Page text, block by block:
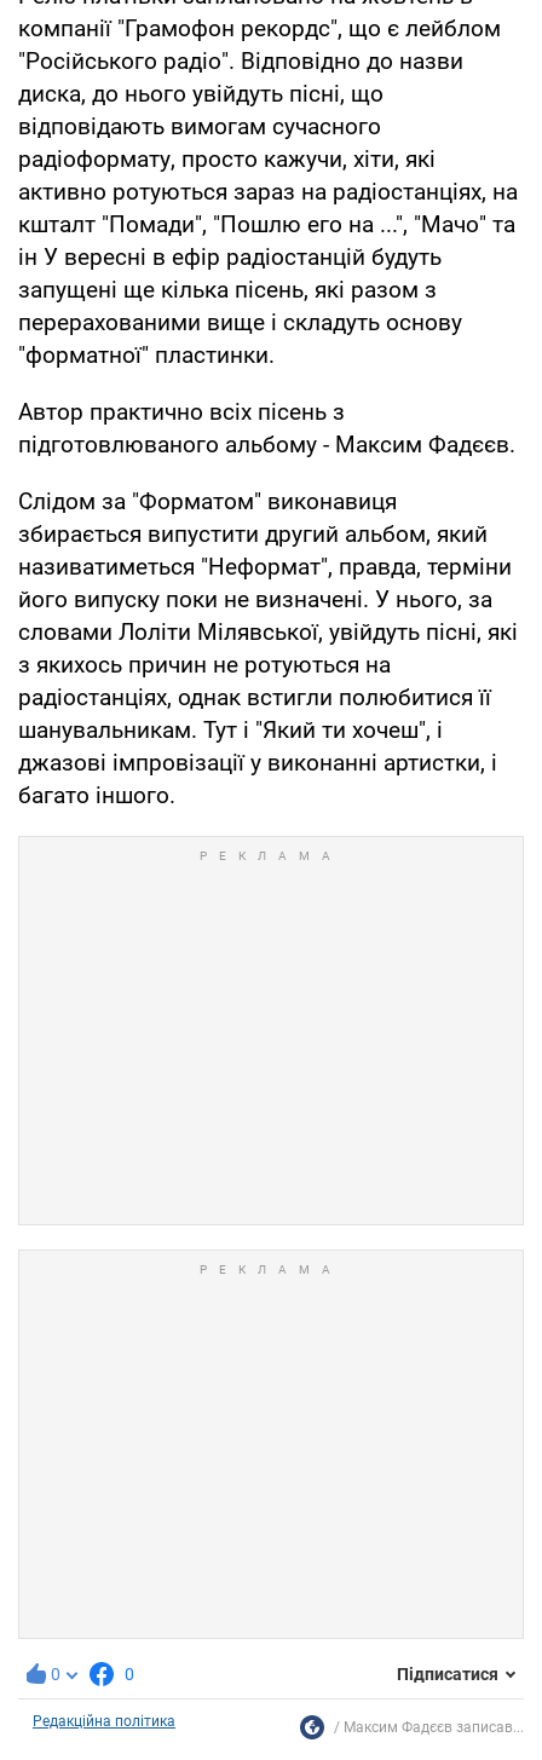
компанії "Грамофон рекордс", що є лейблом
"Російського радіо". Відповідно до назви
диска, до нього увійдуть пісні, що
відповідають вимогам сучасного
радіоформату, просто кажучи, хіти, які
активно ротуються зараз на радіостанціях, на
кшталт "Помади", "Пошлю его на ...", "Мачо" та
ін У вересні в ефір радіостанцій будуть
запущені ще кілька пісень, які разом з
перерахованими вище і складуть основу
"форматної" пластинки.
Автор практично всіх пісень з
підготовлюваного альбому - Максим Фадєєв.
Слідом за "Форматом" виконавиця
збирається випустити другий альбом, який
називатиметься "Неформат", правда, терміни
його випуску поки не визначені. У нього, за
словами Лоліти Мілявської, увійдуть пісні, які
з якихось причин не ротуються на
радіостанціях, однак встигли полюбитися її
шанувальникам. Тут і "Який ти хочеш", і
джазові імпровізації у виконанні артистки, і
багато іншого.
0 0 Підписатися
Редакційна політика Максим Фадєєв записав...